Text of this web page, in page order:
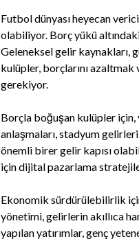
Futbol dünyası heyecan
olabiliyor. Borç yükü
Geleneksel gelir kaynakları,
kulüpler, borçlarını
gerekiyor.
Borçla boğuşan kulüpler
anlaşmaları, stadyum
önemli birer gelir kapısı
için dijital pazarlama
Ekonomik sürdürülebilirlik
yönetimi, gelirlerin akıllıca
yapılan yatırımlar, genç